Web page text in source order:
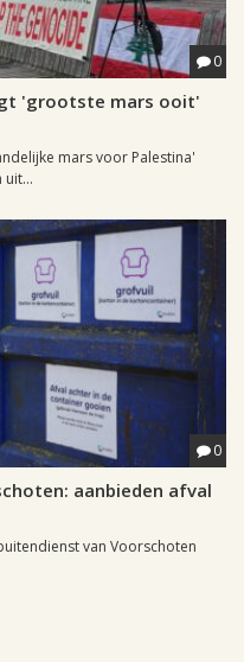
0
'grootste mars ooit'
mars voor Palestina'
uit...
0
aanbieden afval
van Voorschoten